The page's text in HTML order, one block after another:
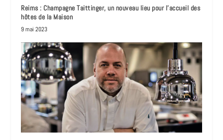
Reims : Champagne Taittinger, un nouveau lieu pour l’accueil des
hôtes de la Maison
9 mai 2023